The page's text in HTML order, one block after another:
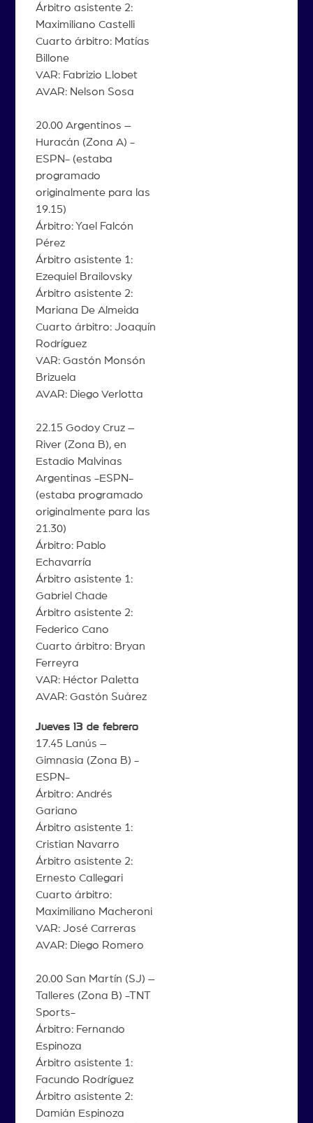
Árbitro asistente 2:
Maximiliano Castelli
Cuarto árbitro: Matías
Billone
VAR: Fabrizio Llobet
AVAR: Nelson Sosa
20.00 Argentinos –
Huracán (Zona A) -
ESPN- (estaba
programado
originalmente para las
19.15)
Árbitro: Yael Falcón
Pérez
Árbitro asistente 1:
Ezequiel Brailovsky
Árbitro asistente 2:
Mariana De Almeida
Cuarto árbitro: Joaquín
Rodríguez
VAR: Gastón Monsón
Brizuela
AVAR: Diego Verlotta
22.15 Godoy Cruz –
River (Zona B), en
Estadio Malvinas
Argentinas -ESPN-
(estaba programado
originalmente para las
21.30)
Árbitro: Pablo
Echavarría
Árbitro asistente 1:
Gabriel Chade
Árbitro asistente 2:
Federico Cano
Cuarto árbitro: Bryan
Ferreyra
VAR: Héctor Paletta
AVAR: Gastón Suárez
Jueves 13 de febrero
17.45 Lanús –
Gimnasia (Zona B) -
ESPN-
Árbitro: Andrés
Gariano
Árbitro asistente 1:
Cristian Navarro
Árbitro asistente 2:
Ernesto Callegari
Cuarto árbitro:
Maximiliano Macheroni
VAR: José Carreras
AVAR: Diego Romero
20.00 San Martín (SJ) –
Talleres (Zona B) -TNT
Sports-
Árbitro: Fernando
Espinoza
Árbitro asistente 1:
Facundo Rodríguez
Árbitro asistente 2:
Damián Espinoza